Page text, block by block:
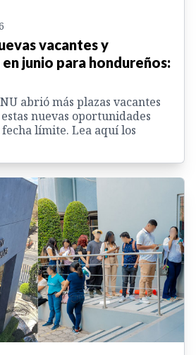
vacantes y
junio para hondureños:
abrió más plazas vacantes
nuevas oportunidades
límite. Lea aquí los